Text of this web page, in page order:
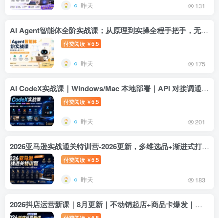
昨天 131
AI Agent智能体全阶实战课；从原理到实操全程手把手，无需编程基础也能搭建自动运行的智能体
付费阅读 ￥5.5
昨天 175
AI CodeX实战课｜Windows/Mac 本地部署｜API 对接调通｜Skill 自制｜漫剧剪辑｜网站 VR 项目｜AI项目落地全教程
付费阅读 ￥5.5
昨天 201
2026亚马逊实战通关特训营-2026更新，多维选品+渐进式打法+AI应用，从0到1打造盈利店铺
付费阅读 ￥5.5
昨天 183
2026抖店运营新课｜8月更新｜不动销起店+商品卡爆发｜达人玩法+店群批量复制｜轻松玩转抖音小店全域流量